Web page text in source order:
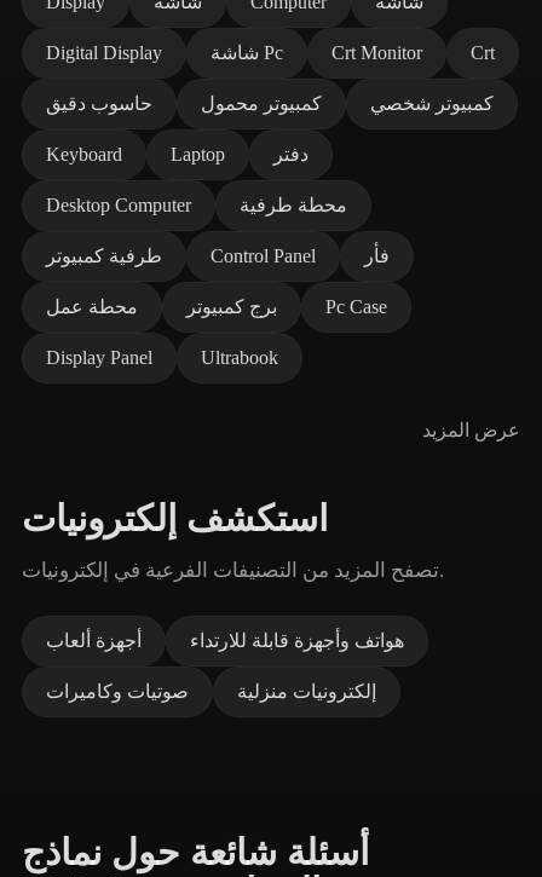
Digital Display شاشة Pc Crt Monitor Crt
حاسوب دقيق كمبيوتر محمول كمبيوتر شخصي
Keyboard Laptop دفتر
Desktop Computer محطة طرفية
طرفية كمبيوتر Control Panel فأر
محطة عمل برج كمبيوتر Pc Case
Display Panel Ultrabook
عرض المزيد
استكشف إلكترونيات
تصفح المزيد من التصنيفات الفرعية في إلكترونيات.
أجهزة ألعاب هواتف وأجهزة قابلة للارتداء
صوتيات وكاميرات إلكترونيات منزلية
أسئلة شائعة حول نماذج